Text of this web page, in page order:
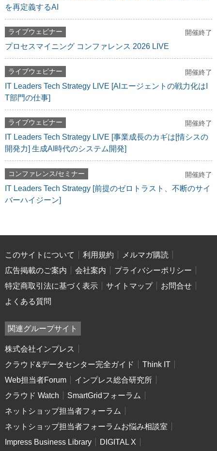
を再定義するAI
ライブウェビナー 開催終了
プロセスマイニング コンファレンス 2026 LIVE
ライブウェビナー 開催終了
IT Leaders Tech Strategy LIVE [AIエージェントの戦力化はI
T部門の仕事]
ライブウェビナー 開催終了
IT Leaders Tech Strategy LIVE [事業成長のカギは[情シスの
開発力] 生成AI時代のシステム開発]
コンファレンス/セミナー 開催終了
IT Leaders Tech Strategy [前提のゼロトラスト、不断のサイ
バーハイジーン]
このサイトについて 利用規約
メルマガ購読
広告掲載のご案内
会社案内
プライバシーポリシー
特定商取引法に基づく表示
サイトマップ
お問合せ
よくある質問
関連グループサイト
株式会社インプレス
クラウド&データセンター完全ガイド
Think IT
Web担当者Forum
インプレス総合研究所
クラウド Watch
SmartGridフォーラム
ネットショップ担当者フォーラム
ネットショップ担当者フォーラムお悩み相談室
Impress Business Library
DIGITAL X